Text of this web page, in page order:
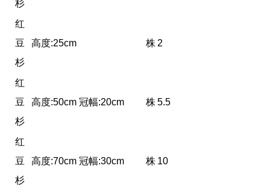
杉
红
豆
杉
高度:25cm 株 2
红
豆
杉
高度:50cm 冠幅:20cm 株5.5
红
豆
杉
高度:70cm 冠幅:30cm 株 10